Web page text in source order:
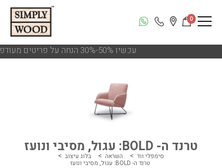
0
!!! עכשיו 50%-30% הנחה על פריטים מעודפים ותצוגות הסניפים
טרנד ה- BOLD: עגול, מסיבי ונועז
סימפלי ווד השראה בלוג עיצוב
טרנד ה- BOLD: עגול, מסיבי ונועז